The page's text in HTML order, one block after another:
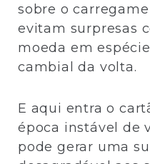
sobre o
evitam surpresas
moeda em
cambial da volta.
E aqui entra o
época instável de
pode gerar uma